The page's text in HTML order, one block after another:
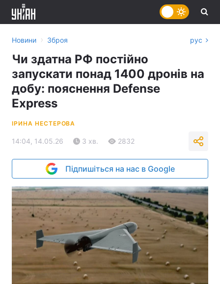
Новини › Зброя рус
Чи здатна РФ постійно
запускати понад 1400 дронів на
добу: пояснення Defense
Express
ІРИНА НЕСТЕРОВА
14:04, 14.05.26 3 хв. 2832
Підпишіться на нас в Google